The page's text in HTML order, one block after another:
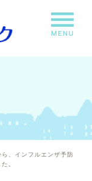
、インフルエンザ予防
。